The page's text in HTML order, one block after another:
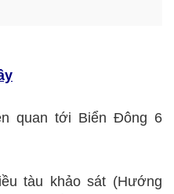
quan tới Biển Đông 6
tàu khảo sát (Hướng